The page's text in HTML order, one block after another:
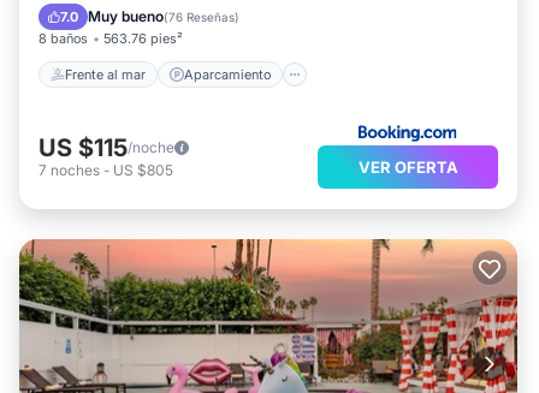
7.0 Muy bueno(76 Reseñas)
8 baños 563.76 pies²
Frente al mar Aparcamiento
Vista al mar
US $115/noche
7 noches - US $805 VER OFERTA